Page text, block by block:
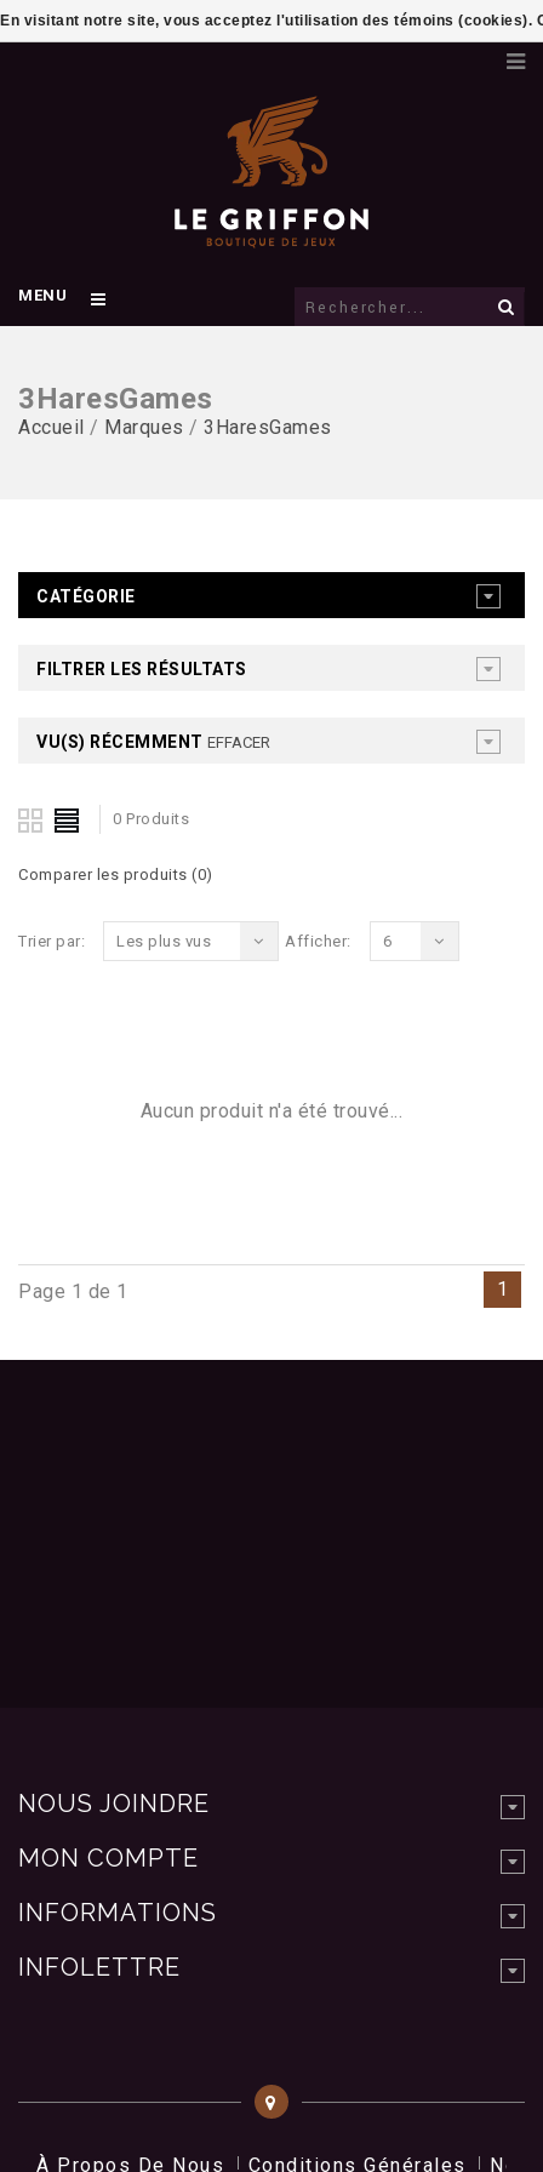
MENU
3HaresGames
Accueil / Marques / 3HaresGames
CATÉGORIE
FILTRER LES RÉSULTATS
VU(S) RÉCEMMENT EFFACER
0 Produits
Comparer les produits (0)
Trier par: Les plus vus Afficher: 6
Aucun produit n'a été trouvé...
Page 1 de 1 1
NOUS JOINDRE
MON COMPTE
INFORMATIONS
INFOLETTRE
À Propos De Nous Conditions Générales Nos
En visitant notre site, vous acceptez l'utilisation des témoins